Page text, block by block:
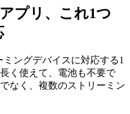
プリ、これ1つ
ングデバイスに対応する1
く使えて、電池も不要で
なく、複数のストリーミン